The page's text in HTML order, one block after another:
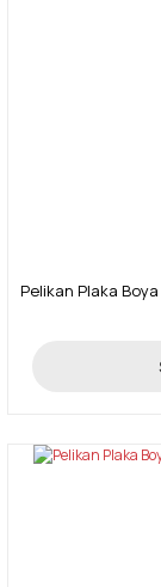
Pelikan Plaka